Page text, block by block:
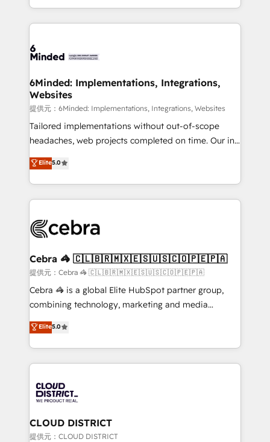
solutions to complex GTM and RevOps challenges.
Our Expertise 🔹 Onboarding & Implementation:
tailored to your GTM motion. 🔹 Migrations:
from other CRMs to HubSpot without data loss or
downtime. 🔹 RevOps Strategy: Align teams,
processes, and data to drive revenue efficiency. 🔹
Integrations: Connect HubSpot with your tech stack
for better adoption. 🔹 Custom Solutions: Build
SOC 2 Type II and ISO 27001 certified, reinforcing
our commitment to data security and compliance. At
6Minded: Implementations, Integrations,
Websites
提供元：6Minded: Implementations, Integrations, Websites
Tailored implementations without out-of-scope
headaches, web projects completed on time. Our in-
house team of certified CRM architects, experts,
developers, designers, and marketers handles all
aspects of your HubSpot. ✨ 400+ global clients ✨
100+ seamless migrations from 15+ different CRMs
implementations, and 5,000+ pages ✨ CS: Clients
CS: 245% organic growth & +751% new visitors for a
full-funnel HubSpot project ✨ CS: 415% conversion
boost with a new HubSpot site Recognized leaders:
🏆 HubSpot Platform Migration Impact Award 🏆
Inbound Campaign of the Year 🏆 Gold AVA Digital
Award for Best Website 🌟 Accreditations: CRM
Elite5.0
Cebra 🦓 🇨🇱🇧🇷🇲🇽🇪🇸🇺🇸🇨🇴🇵🇪🇵🇦
提供元：Cebra 🦓 🇨🇱🇧🇷🇲🇽🇪🇸🇺🇸🇨🇴🇵🇪🇵🇦
Cebra 🦓 is a global Elite HubSpot partner group,
combining technology, marketing and media
expertise across Latin America and Southern
Europe, with teams across 7 countries. Born in Chile,
we combine local insight with international reach to
help businesses grow through technology, creativity,
500+ HubSpot implementations, building end-to-
end solutions that integrate CRM, AI automation,
inbound and loop marketing, content, and digital
creativity. Our multicultural team works in Spanish,
Elite5.0
CLOUD DISTRICT
提供元：CLOUD DISTRICT